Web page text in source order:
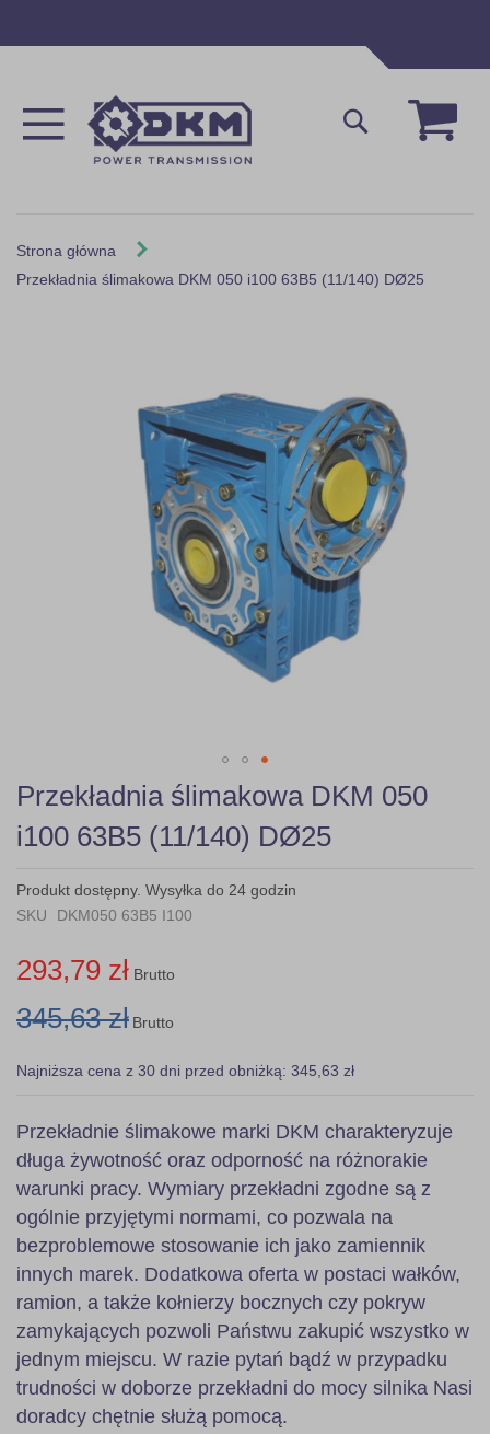
Mój
Szukaj
Strona główna
Przekładnia ślimakowa DKM 050 i100 63B5 (11/140) DØ25
Skip
to
the
beginning
the
images
Przekładnia ślimakowa DKM 050
i100 63B5 (11/140) DØ25
Produkt dostępny. Wysyłka do 24 godzin
SKU
DKM050 63B5 I100
293,79 zł Brutto
345,63 zł Brutto
Najniższa cena z 30 dni przed obniżką: 345,63 zł
Przekładnie ślimakowe marki DKM charakteryzuje
długa żywotność oraz odporność na różnorakie
warunki pracy. Wymiary przekładni zgodne są z
ogólnie przyjętymi normami, co pozwala na
bezproblemowe stosowanie ich jako zamiennik
innych marek. Dodatkowa oferta w postaci wałków,
ramion, a także kołnierzy bocznych czy pokryw
zamykających pozwoli Państwu zakupić wszystko w
jednym miejscu. W razie pytań bądź w przypadku
trudności w doborze przekładni do mocy silnika Nasi
doradcy chętnie służą pomocą.